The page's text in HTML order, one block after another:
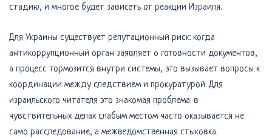
стадию, и многое будет зависеть от реакции Израиля.
Для Украины существует репутационный риск: когда
антикоррупционный орган заявляет о готовности документов,
а процесс тормозится внутри системы, это вызывает вопросы к
координации между следствием и прокуратурой. Для
израильского читателя это знакомая проблема: в
чувствительных делах слабым местом часто оказывается не
само расследование, а межведомственная стыковка.